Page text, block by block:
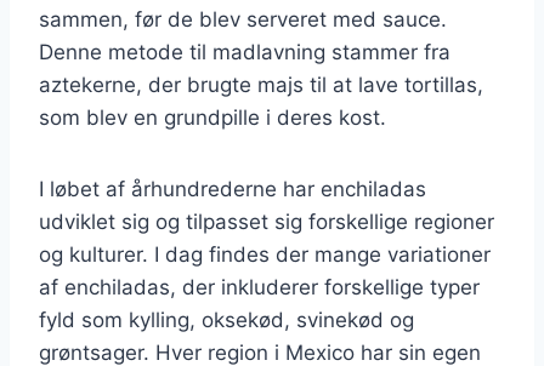
sammen, før de blev serveret med sauce.
Denne metode til madlavning stammer fra
aztekerne, der brugte majs til at lave tortillas,
som blev en grundpille i deres kost.
I løbet af århundrederne har enchiladas
udviklet sig og tilpasset sig forskellige regioner
og kulturer. I dag findes der mange variationer
af enchiladas, der inkluderer forskellige typer
fyld som kylling, oksekød, svinekød og
grøntsager. Hver region i Mexico har sin egen